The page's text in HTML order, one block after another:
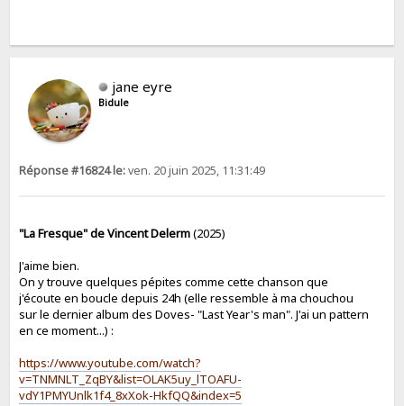
jane eyre
Bidule
Réponse #16824 le:ven. 20 juin 2025, 11:31:49
"La Fresque" de Vincent Delerm(2025)
J'aime bien.
On y trouve quelques pépites comme cette chanson que
j'écoute en boucle depuis 24h (elle ressemble à ma chouchou
sur le dernier album des Doves- "Last Year's man". J'ai un pattern
en ce moment...) :
https://www.youtube.com/watch?
v=TNMNLT_ZqBY&list=OLAK5uy_lTOAFU-
vdY1PMYUnlk1f4_8xXok-HkfQQ&index=5